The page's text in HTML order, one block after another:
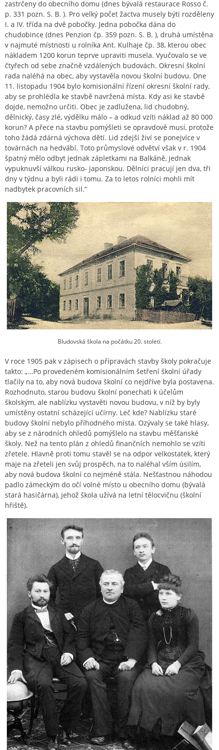
zastrčeny do obecního domu (dnes bývalá restaurace Rosso č.
p. 331 pozn. S. B. ). Pro velký počet žactva musely býti rozděleny
I. a IV. třída na dvě pobočky. Jedna pobočka dána do
chudobince (dnes Penzion čp. 359 pozn. S. B. ), druhá umístěna
v najmuté místnosti u rolníka Ant. Kulhaje čp. 38, kterou obec
nákladem 1200 korun teprve upraviti musela. Vyučovalo se ve
čtyřech od sebe značně vzdálených budovách. Okresní školní
rada naléhá na obec, aby vystavěla novou školní budovu. Dne
11. listopadu 1904 bylo komisionální řízení okresní školní rady,
aby se prohlédla ke stavbě navržená místa. Kdy asi ke stavbě
dojde, nemožno určiti. Obec je zadlužena, lid chudobný,
dělnický, časy zlé, výdělku málo – a odkud vzíti náklad až 80 000
korun? A přece na stavbu pomýšleti se opravdově musí, protože
toho žádá zdárná výchova dětí. Lid zdejší živí se ponejvíce v
továrnách na hedvábí. Toto průmyslové odvětví však v r. 1904
špatný mělo odbyt jednak zápletkami na Balkáně, jednak
vypuknuvší válkou rusko- japonskou. Dělníci pracují jen dva, tři
dny v týdnu a byli rádi i tomu. Za to letos rolníci mohli mít
nadbytek pracovních sil.“
Bludovská škola na počátku 20. století.
V roce 1905 pak v zápisech o přípravách stavby školy pokračuje
takto: „…Po provedeném komisionálním šetření školní úřady
tlačily na to, aby nová budova školní co nejdříve byla postavena.
Rozhodnuto, starou budovu školní ponechati k účelům
školským, ale nablízku vystavěti novou budovu, v níž by byly
umístěny ostatní scházející učírny. Leč kde? Nablízku staré
budovy školní nebylo příhodného místa. Ozývaly se také hlasy,
aby se z národních ohledů pomýšlelo na stavbu měšťanské
školy. Než na tento plán z ohledů finančních nemohlo se vzíti
zřetele. Hlavně proti tomu stavěl se na odpor velkostatek, který
maje na zřeteli jen svůj prospěch, na to naléhal vším úsilím,
aby nová budova školní co nejméně stála. Nešťastnou náhodou
padlo zámeckým do očí volné místo u obecního domu (bývalá
stará hasičárna), jehož škola užívá na letní tělocvičnu (školní
hřiště).